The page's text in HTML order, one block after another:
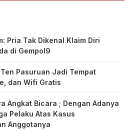
Pria Tak Dikenal Klaim Diri
di Gempol9
Pasuruan Jadi Tempat
dan Wifi Gratis
Angkat Bicara ; Dengan Adanya
Pelaku Atas Kasus
Anggotanya